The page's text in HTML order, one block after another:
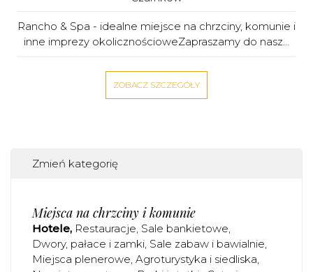
Rancho & Spa - idealne miejsce na chrzciny, komunie i
inne imprezy okolicznościoweZapraszamy do nasz...
ZOBACZ SZCZEGÓŁY
Zmień kategorię
Miejsca na chrzciny i komunie
Hotele Restauracje Sale bankietowe
Dwory, pałace i zamki Sale zabaw i bawialnie
Miejsca plenerowe Agroturystyka i siedliska